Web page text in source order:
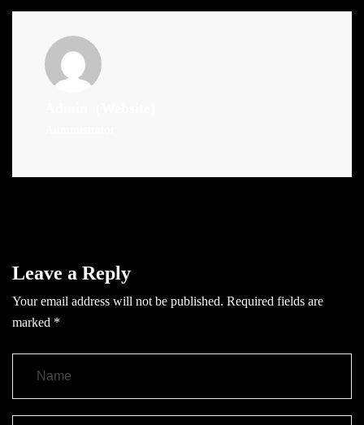
Leave a Reply
Your email address will not be published. Required fields are
marked *